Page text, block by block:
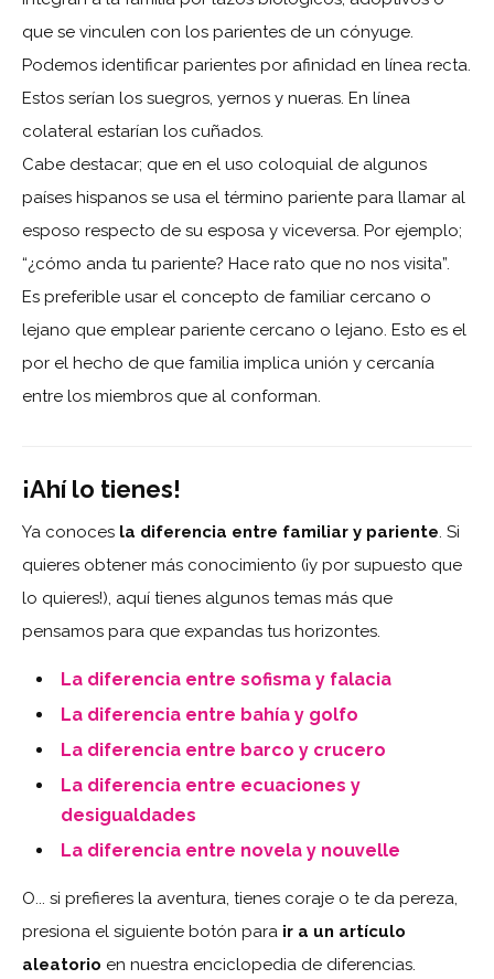
que se vinculen con los parientes de un cónyuge.
Podemos identificar parientes por afinidad en línea recta.
Estos serían los suegros, yernos y nueras. En línea
colateral estarían los cuñados.
Cabe destacar; que en el uso coloquial de algunos
países hispanos se usa el término pariente para llamar al
esposo respecto de su esposa y viceversa. Por ejemplo;
“¿cómo anda tu pariente? Hace rato que no nos visita”.
Es preferible usar el concepto de familiar cercano o
lejano que emplear pariente cercano o lejano. Esto es el
por el hecho de que familia implica unión y cercanía
entre los miembros que al conforman.
¡Ahí lo tienes!
Ya conoces la diferencia entre familiar y pariente. Si
quieres obtener más conocimiento (¡y por supuesto que
lo quieres!), aquí tienes algunos temas más que
pensamos para que expandas tus horizontes.
La diferencia entre sofisma y falacia
La diferencia entre bahía y golfo
La diferencia entre barco y crucero
La diferencia entre ecuaciones y
desigualdades
La diferencia entre novela y nouvelle
O... si prefieres la aventura, tienes coraje o te da pereza,
presiona el siguiente botón para ir a un artículo
aleatorio en nuestra enciclopedia de diferencias.